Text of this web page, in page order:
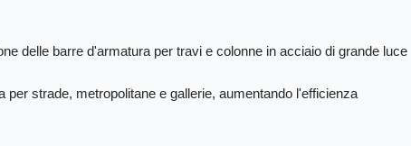
delle barre d'armatura per travi e colonne in acciaio di grande luce
per strade, metropolitane e gallerie, aumentando l'efficienza